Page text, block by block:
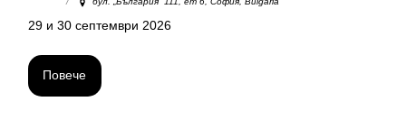
29 и 30 септември 2026
Повече